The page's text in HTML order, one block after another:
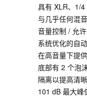
具有 XLR、1/
与几乎任何混
音量控制 / 允
系统优化的自
在高音量下提
底部有 2 个泡
隔离以提高清
101 dB 最大峰